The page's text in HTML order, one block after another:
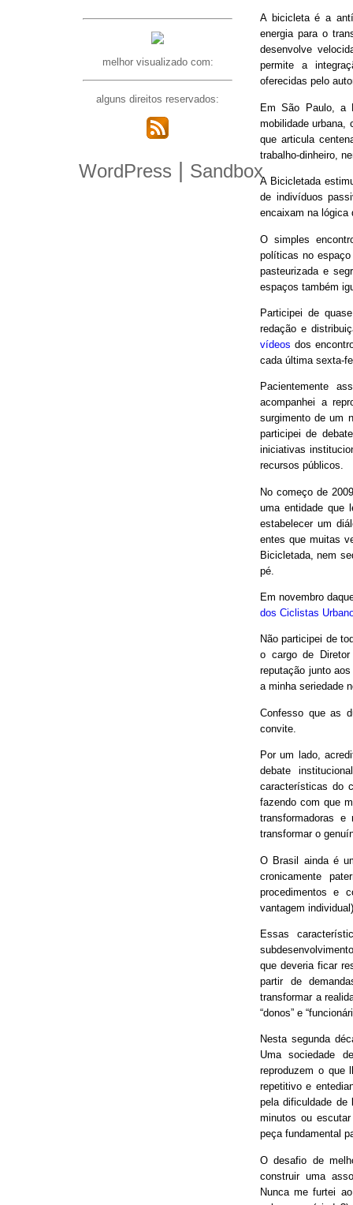
A bicicleta é a
energia para o
desenvolve
permite a
oferecidas pelo
Em São Paulo, a
mobilidade urbana,
que articula
trabalho-dinheiro,
A Bicicletada
de indivíduos
encaixam na lógica
O simples
políticas no
pasteurizada e
espaços também
Participei de
redação e
vídeos dos
cada última sexta-
Pacientemente
acompanhei a
surgimento de um
participei de
iniciativas
recursos públicos.
No começo de
uma entidade que
estabelecer um
entes que muitas
Bicicletada, nem
pé.
Em novembro
dos Ciclistas
Não participei de
o cargo de
reputação junto
a minha seriedade
Confesso que as
convite.
Por um lado,
debate
características do
fazendo com que
transformadoras
transformar o
O Brasil ainda é
cronicamente
procedimentos e
vantagem
Essas
que deveria ficar
partir de
transformar a
“donos” e
Nesta segunda
Uma sociedade
reproduzem o que
repetitivo e
pela dificuldade
minutos ou
peça fundamental
O desafio de
construir uma
Nunca me furtei
melhor visualizado com:
alguns direitos reservados:
WordPress Sandbox